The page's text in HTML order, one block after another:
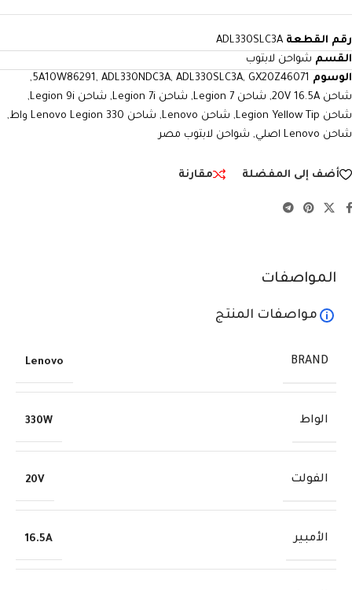
رقم القطعة ADL330SLC3A
القسم شواحن لابتوب
الوسوم
5A10W86291, ADL330NDC3A, ADL330SLC3A, GX20Z46071
,
شاحن 20V 16.5A
, شاحن Legion 7 , شاحن Legion 7i , شاحن Legion 9i
,
شاحن Legion Yellow Tip
, شاحن Lenovo , شاحن Lenovo Legion 330 واط
,
شاحن Lenovo اصلي
, شواحن لابتوب مصر
أضف إلى المفضلة مقارنة
المواصفات
مواصفات المنتج
BRAND
Lenovo
الواط 330W
الفولت 20V
الأمبير 16.5A